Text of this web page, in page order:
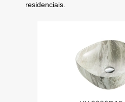
residenciais.